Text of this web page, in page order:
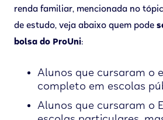
renda familiar, mencionada no
de estudo, veja abaixo quem pode
bolsa do ProUni:
Alunos que cursaram o
completo em escolas
Alunos que cursaram o